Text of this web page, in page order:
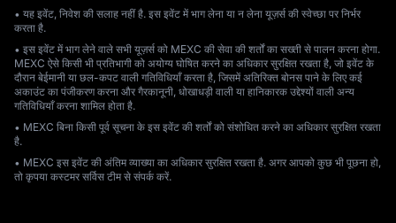
• यह इवेंट, निवेश की सलाह नहीं है. इस इवेंट में भाग लेना या न लेना यूज़र्स की स्वेच्छा पर निर्भर
करता है.
• इस इवेंट में भाग लेने वाले सभी यूज़र्स को MEXC की सेवा की शर्तों का सख्ती से पालन करना होगा.
MEXC ऐसे किसी भी प्रतिभागी को अयोग्य घोषित करने का अधिकार सुरक्षित रखता है, जो इवेंट के
दौरान बेईमानी या छल-कपट वाली गतिविधियाँ करता है, जिसमें अतिरिक्त बोनस पाने के लिए कई
अकाउंट का पंजीकरण करना और गैरकानूनी, धोखाधड़ी वाली या हानिकारक उद्देश्यों वाली अन्य
गतिविधियाँ करना शामिल होता है.
• MEXC बिना किसी पूर्व सूचना के इस इवेंट की शर्तों को संशोधित करने का अधिकार सुरक्षित रखता
है.
• MEXC इस इवेंट की अंतिम व्याख्या का अधिकार सुरक्षित रखता है. अगर आपको कुछ भी पूछना हो,
तो कृपया कस्टमर सर्विस टीम से संपर्क करें.